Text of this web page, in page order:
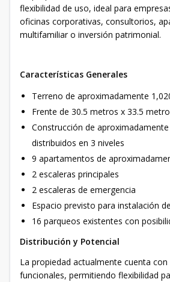
flexibilidad de uso, ideal para
oficinas corporativas, consultorios,
multifamiliar o inversión patrimonial.
Características Generales
Terreno de aproximadamente
Frente de 30.5 metros x 33.5
Construcción de aproximadamente
distribuidos en 3 niveles
9 apartamentos de
2 escaleras principales
2 escaleras de emergencia
Espacio previsto para instalación
16 parqueos existentes con
Distribución y Potencial
La propiedad actualmente cuenta
funcionales, permitiendo flexibilidad